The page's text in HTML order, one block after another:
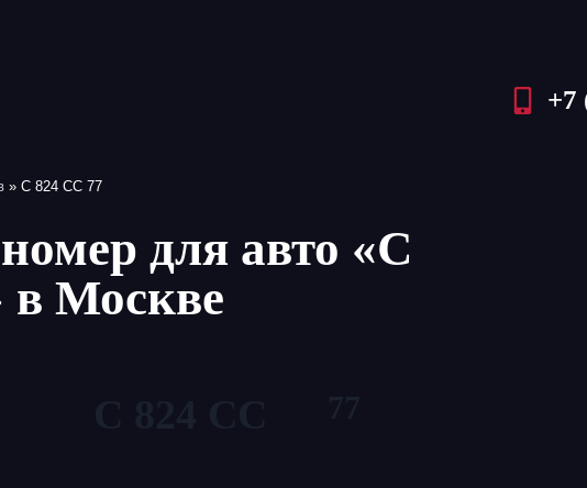
+7
» С 824 СС 77
для авто «С
в Москве